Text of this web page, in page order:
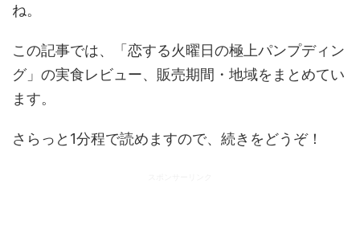
ね。
この記事では、「恋する火曜日の極上パンプディン
グ」の実食レビュー、販売期間・地域をまとめてい
ます。
さらっと1分程で読めますので、続きをどうぞ！